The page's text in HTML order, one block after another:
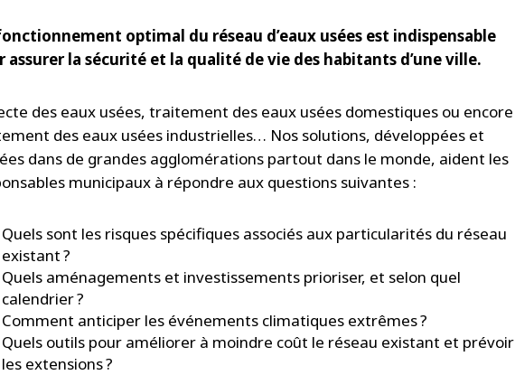
optimal du réseau d’eaux usées est indispensable
assurer la sécurité et la qualité de vie des habitants d’une ville.
des eaux usées, traitement des eaux usées domestiques ou encore
des eaux usées industrielles… Nos solutions, développées et
dans de grandes agglomérations partout dans le monde, aident les
municipaux à répondre aux questions suivantes :
Quels sont les risques spécifiques associés aux particularités du réseau
existant ?
Quels aménagements et investissements prioriser, et selon quel
calendrier ?
Comment anticiper les événements climatiques extrêmes ?
Quels outils pour améliorer à moindre coût le réseau existant et prévoir
les extensions ?